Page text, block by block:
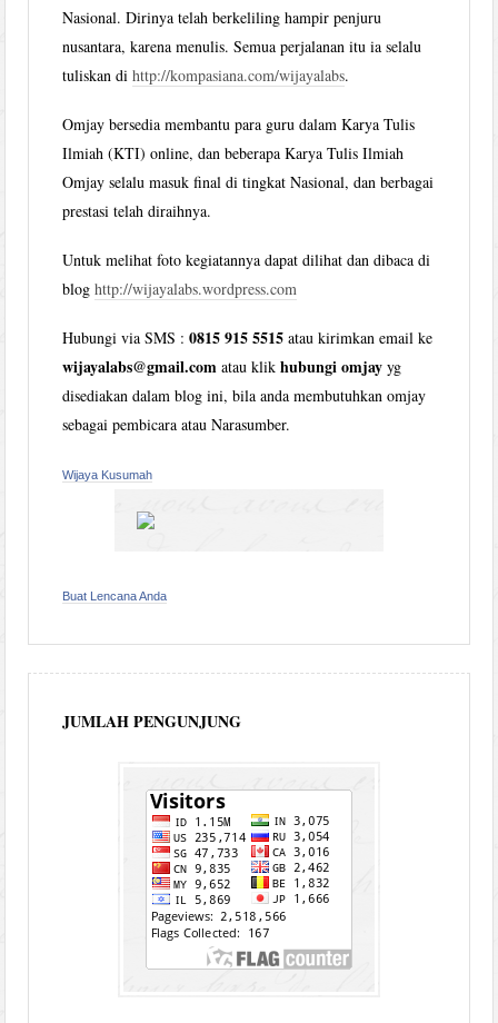
Nasional. Dirinya telah berkeliling hampir penjuru
nusantara, karena menulis. Semua perjalanan itu ia selalu
tuliskan dihttp://kompasiana.com/wijayalabs.
Omjay bersedia membantu para guru dalam Karya Tulis
Ilmiah (KTI) online, dan beberapa Karya Tulis Ilmiah
Omjay selalu masuk final di tingkat Nasional, dan berbagai
prestasi telah diraihnya.
Untuk melihat foto kegiatannya dapat dilihat dan dibaca di
bloghttp://wijayalabs.wordpress.com
Hubungi via SMS :0815 915 5515 atau kirimkan email ke
wijayalabs@gmail.com atau klikhubungi omjay yg
disediakan dalam blog ini, bila anda membutuhkan omjay
sebagai pembicara atau Narasumber.
Wijaya Kusumah
Buat Lencana Anda
JUMLAH PENGUNJUNG